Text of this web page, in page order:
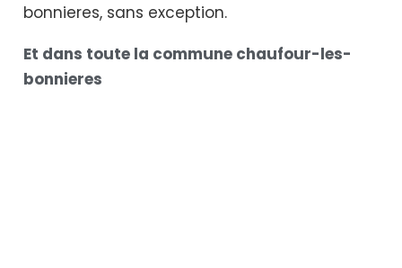
bonnieres, sans exception.
Et dans toute la commune chaufour-les-
bonnieres